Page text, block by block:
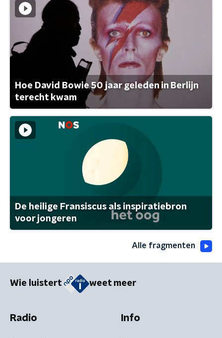
Hoe David Bowie 50 jaar geleden in Berlijn
terecht kwam
De heilige Fransiscus als inspiratiebron
voor jongeren
Alle fragmenten
Wie luistert weet meer
Radio Info